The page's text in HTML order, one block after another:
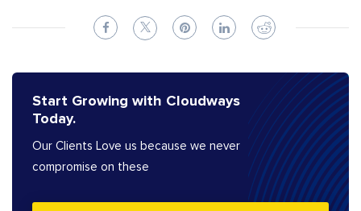
Start Growing with Cloudways
Today.
Our Clients Love us because we never
compromise on these